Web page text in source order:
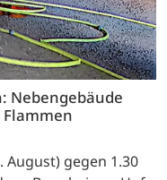
Nebengebäude
gegen 1.30